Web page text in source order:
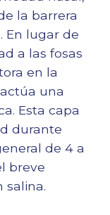
la barrera
En lugar de
a las fosas
en la
una
Esta capa
durante
de 4 a
breve
salina.